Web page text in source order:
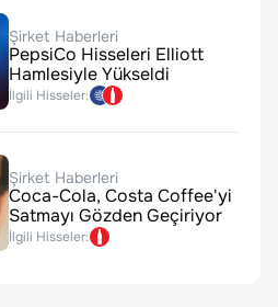
Şirket Haberleri
PepsiCo Hisseleri Elliott
Hamlesiyle Yükseldi
İlgili Hisseler:
Şirket Haberleri
Coca-Cola, Costa Coffee'yi
Satmayı Gözden Geçiriyor
İlgili Hisseler: